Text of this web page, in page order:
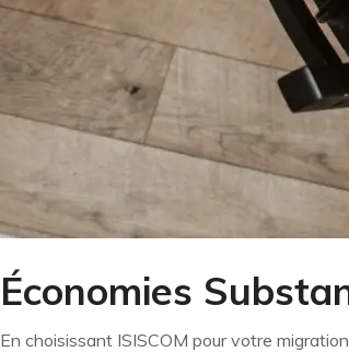
Économies
En choisissant ISISCOM pour votre